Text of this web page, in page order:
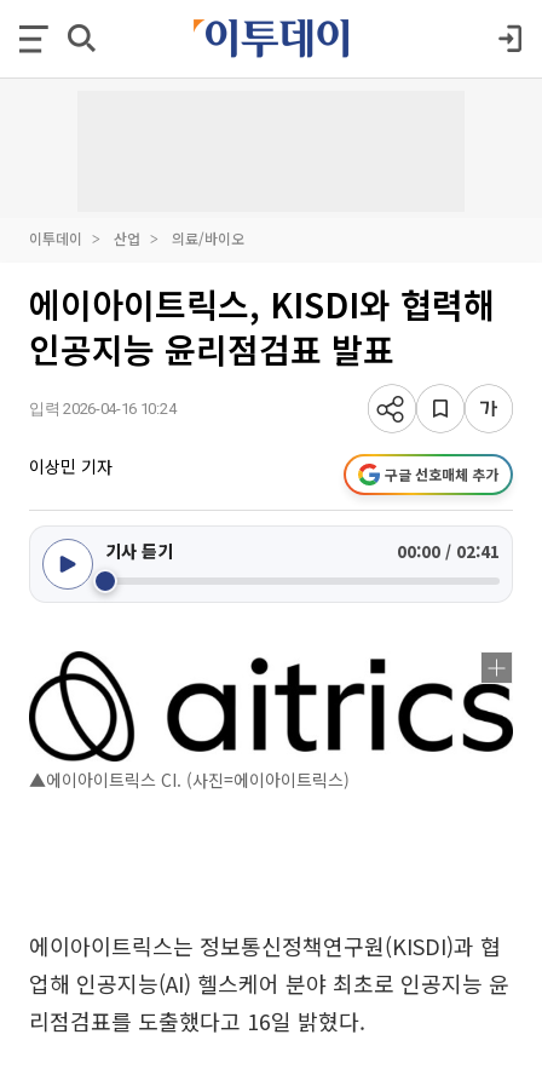
이투데이 산업 의료/바이오
에이아이트릭스, KISDI와 협력해
인공지능 윤리점검표 발표
입력 2026-04-16 10:24
이상민 기자 구글 선호매체 추가
기사 듣기 00:00 / 02:41
▲에이아이트릭스 CI. (사진=에이아이트릭스)
에이아이트릭스는 정보통신정책연구원(KISDI)과 협
업해 인공지능(AI) 헬스케어 분야 최초로 인공지능 윤
리점검표를 도출했다고 16일 밝혔다.